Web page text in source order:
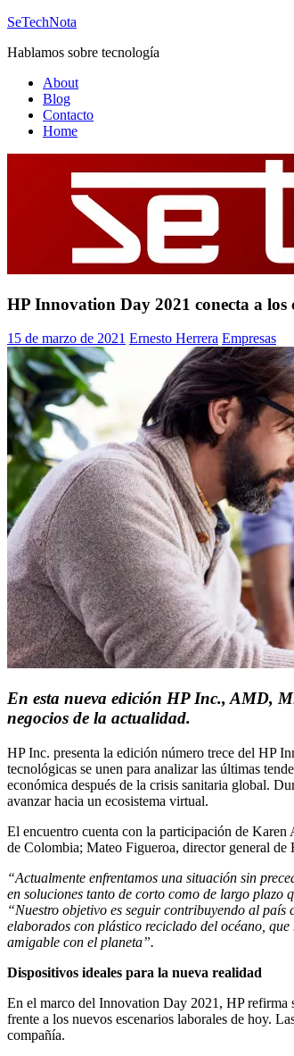
Saltar
contenido
SeTechNota
Hablamos sobre tecnología
About
Blog
Contacto
Home
HP Innovation Day 2021 conecta a
15 de marzo de 2021 Ernesto Herrera Empresas
En esta nueva edición HP Inc., AMD,
negocios de la actualidad.
HP Inc. presenta la edición número trece del HP
tecnológicas se unen para analizar las últimas
económica después de la crisis sanitaria global.
avanzar hacia un ecosistema virtual.
El encuentro cuenta con la participación de
de Colombia; Mateo Figueroa, director general
“Actualmente enfrentamos una situación sin
en soluciones tanto de corto como de largo plazo
“Nuestro objetivo es seguir contribuyendo al
elaborados con plástico reciclado del océano,
amigable con el planeta”.
Dispositivos ideales para la nueva realidad
En el marco del Innovation Day 2021, HP refirma
frente a los nuevos escenarios laborales de hoy.
compañía.